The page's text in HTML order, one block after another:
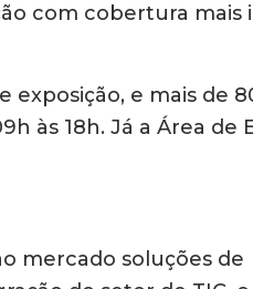
com cobertura
exposição, e mais de
às 18h. Já a Área de
mercado soluções de